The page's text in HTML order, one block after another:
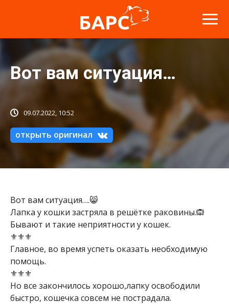
Вот вам ситуация…
09.07.2022, 10:52
открыть оригинал
Вот вам ситуация….😸
Лапка у кошки застряла в решётке раковины.🙉
Бывают и такие неприятности у кошек.
⚜️⚜️⚜️
Главное, во время успеть оказать необходимую
помощь.
⚜️⚜️⚜️
Но все закончилось хорошо,лапку освободили
быстро, кошечка совсем не пострадала.